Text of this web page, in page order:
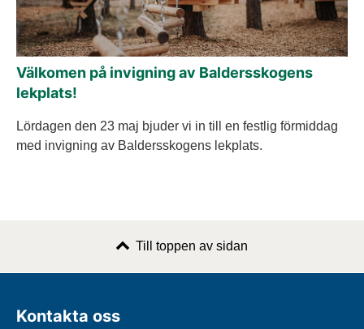
Välkomen på invigning av Baldersskogens
lekplats!
Lördagen den 23 maj bjuder vi in till en festlig förmiddag
med invigning av Baldersskogens lekplats.
Till toppen av sidan
Kontakta oss